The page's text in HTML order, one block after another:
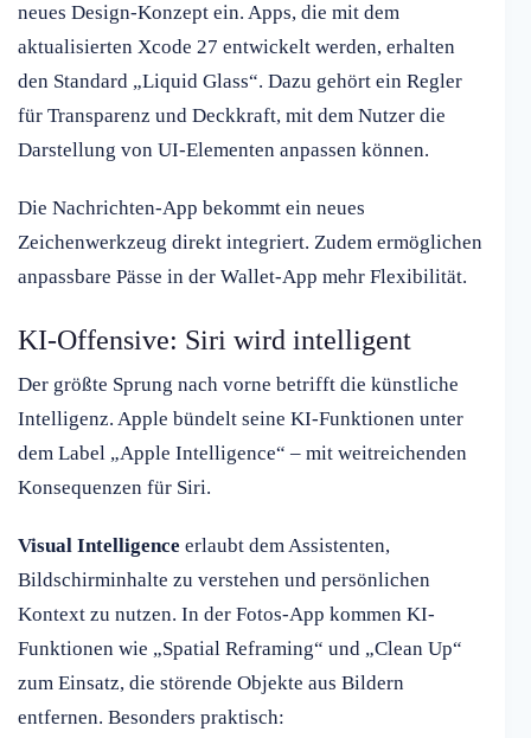
neues Design-Konzept ein. Apps, die mit dem
aktualisierten Xcode 27 entwickelt werden, erhalten
den Standard „Liquid Glass“. Dazu gehört ein Regler
für Transparenz und Deckkraft, mit dem Nutzer die
Darstellung von UI-Elementen anpassen können.
Die Nachrichten-App bekommt ein neues
Zeichenwerkzeug direkt integriert. Zudem ermöglichen
anpassbare Pässe in der Wallet-App mehr Flexibilität.
KI-Offensive: Siri wird intelligent
Der größte Sprung nach vorne betrifft die künstliche
Intelligenz. Apple bündelt seine KI-Funktionen unter
dem Label „Apple Intelligence“ – mit weitreichenden
Konsequenzen für Siri.
Visual Intelligence erlaubt dem Assistenten,
Bildschirminhalte zu verstehen und persönlichen
Kontext zu nutzen. In der Fotos-App kommen KI-
Funktionen wie „Spatial Reframing“ und „Clean Up“
zum Einsatz, die störende Objekte aus Bildern
entfernen. Besonders praktisch: